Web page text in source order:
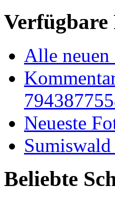
Verfügbare
Alle neuen
Neueste
Beliebte